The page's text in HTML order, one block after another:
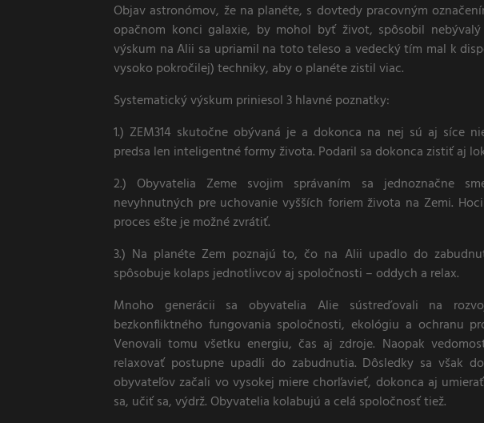
Objav astronómov, že na planéte, s dovtedy pracovným
opačnom konci galaxie, by mohol byť život, spôsobil
výskum na Alii sa upriamil na toto teleso a vedecký tím mal k
vysoko pokročilej) techniky, aby o planéte zistil viac.
Systematický výskum priniesol 3 hlavné poznatky:
1.) ZEM314 skutočne obývaná je a dokonca na nej sú aj síce
predsa len inteligentné formy života. Podaril sa dokonca zistiť aj
2.) Obyvatelia Zeme svojim správaním sa jednoznačne
nevyhnutných pre uchovanie vyšších foriem života na Zemi.
proces ešte je možné zvrátiť.
3.) Na planéte Zem poznajú to, čo na Alii upadlo do
spôsobuje kolaps jednotlivcov aj spoločnosti – oddych a relax.
Mnoho generácii sa obyvatelia Alie sústreďovali na
bezkonfliktného fungovania spoločnosti, ekológiu a ochranu
Venovali tomu všetku energiu, čas aj zdroje. Naopak
relaxovať postupne upadli do zabudnutia. Dôsledky sa však
obyvateľov začali vo vysokej miere chorľavieť, dokonca aj
sa, učiť sa, výdrž. Obyvatelia kolabujú a celá spoločnosť tiež.